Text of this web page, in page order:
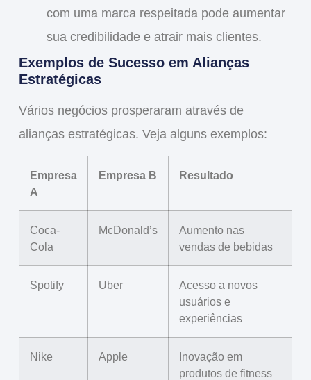
com uma marca respeitada pode aumentar
sua credibilidade e atrair mais clientes.
Exemplos de Sucesso em Alianças
Estratégicas
Vários negócios prosperaram através de
alianças estratégicas. Veja alguns exemplos:
Empresa
A
Empresa B Resultado
Coca-
Cola
McDonald’s
Aumento nas
vendas de bebidas
Spotify Uber
Acesso a novos
usuários e
experiências
Nike Apple
Inovação em
produtos de fitness